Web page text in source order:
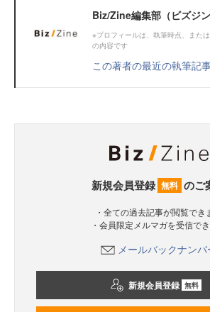
Biz/Zine編集部（ビズジ
※プロフィールは、執筆時点、また
の内容です
この著者の最近の執筆記
新規会員登録 無料 のご
・全ての過去記事が閲覧でき
・会員限定メルマガを受信で
メールバックナンバ
新規会員登録 無料